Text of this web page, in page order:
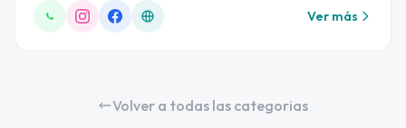
Ver más
Volver a todas las categorias